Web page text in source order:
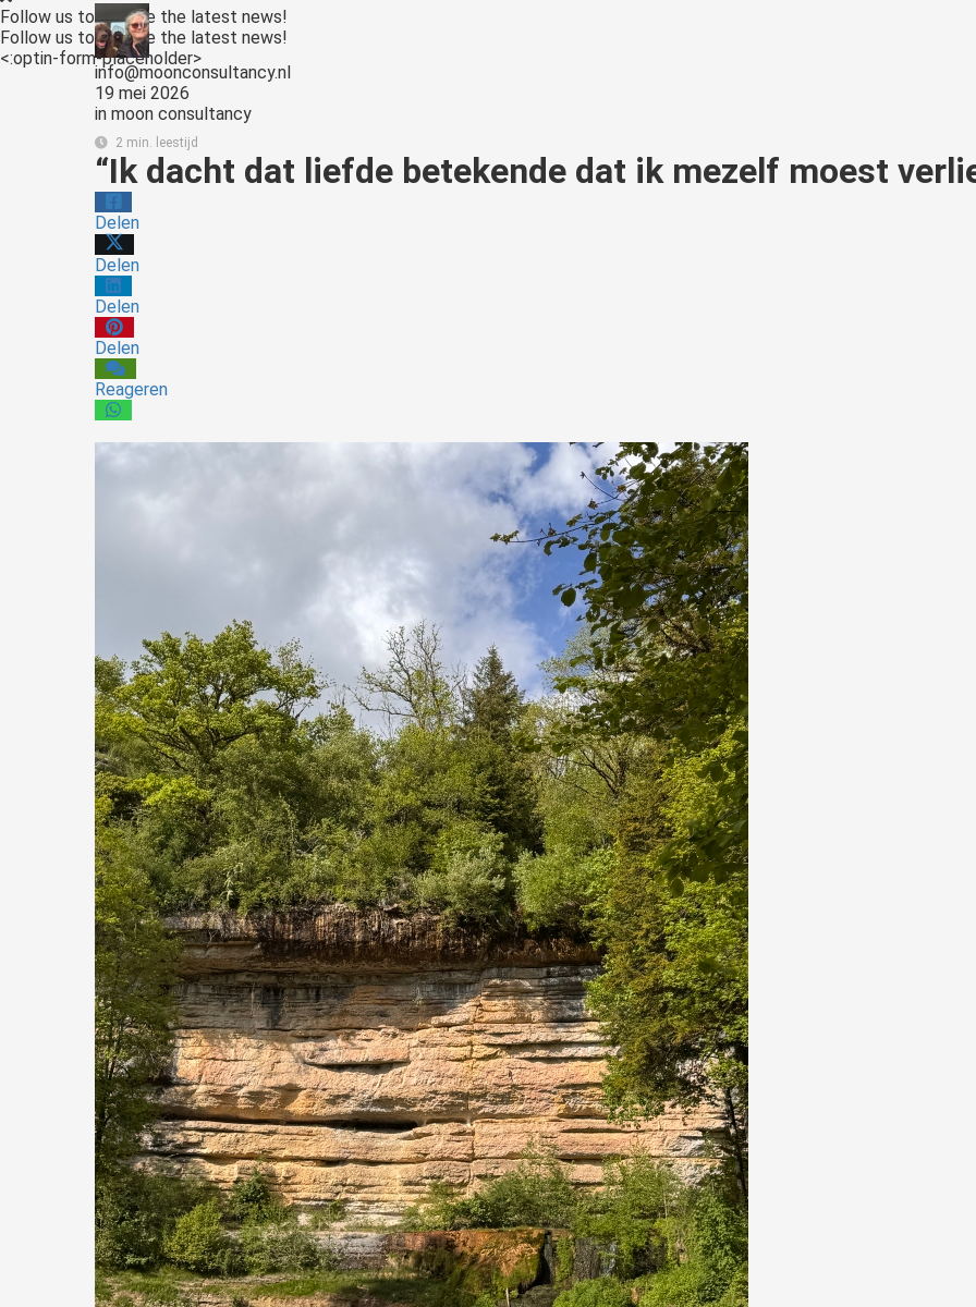
Follow us to receive the latest news!
Follow us to receive the latest news!
<:optin-form-placeholder>
info@moonconsultancy.nl
19 mei 2026
in moon consultancy
2 min. leestijd
“Ik dacht dat liefde betekende dat ik mezelf moest
Delen
Delen
Delen
Delen
Reageren